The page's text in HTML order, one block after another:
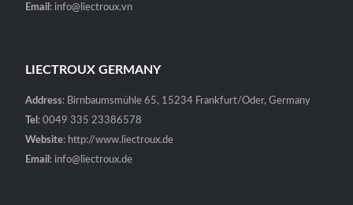
Email : info@liectroux.vn
LIECTROUX GERMANY
Address: Birnbaumsmühle 65, 15234 Frankfurt/Oder, Germany
Tel : 0049 335 23386578
Website: http://www.liectroux.de
Email : info@liectroux.de